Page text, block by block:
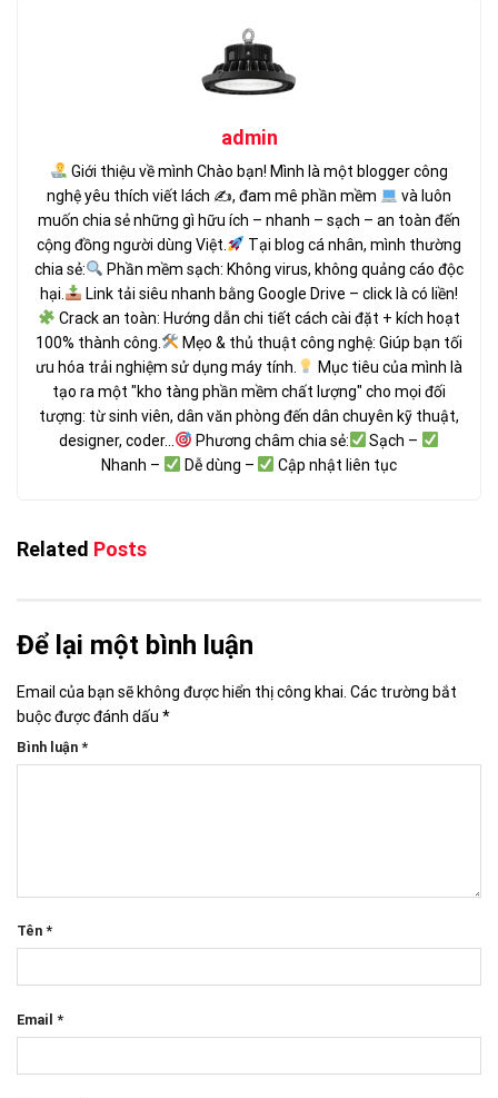
admin
Giới thiệu về mình Chào bạn! Mình là một blogger công
nghệ yêu thích viết lách ✍, đam mê phần mềm
và luôn
muốn chia sẻ những gì hữu ích – nhanh – sạch – an toàn đến
cộng đồng người dùng Việt.
Tại blog cá nhân, mình thường
chia sẻ:
Phần mềm sạch: Không virus, không quảng cáo độc
hại.
Link tải siêu nhanh bằng Google Drive – click là có liền!
Crack an toàn: Hướng dẫn chi tiết cách cài đặt + kích hoạt
100% thành công.
Mẹo & thủ thuật công nghệ: Giúp bạn tối
ưu hóa trải nghiệm sử dụng máy tính.
Mục tiêu của mình là
tạo ra một "kho tàng phần mềm chất lượng" cho mọi đối
tượng: từ sinh viên, dân văn phòng đến dân chuyên kỹ thuật,
designer, coder...
Phương châm chia sẻ:
Sạch –
Nhanh –
Dễ dùng – Cập nhật liên tục
Related Posts
Để lại một bình luận
Email của bạn sẽ không được hiển thị công khai. Các trường bắt
buộc được đánh dấu *
Bình luận *
Tên *
Email *